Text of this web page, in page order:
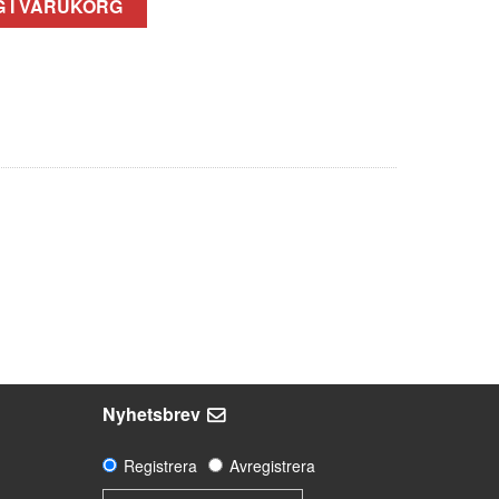
I VARUKORG
Nyhetsbrev
Registrera
Avregistrera